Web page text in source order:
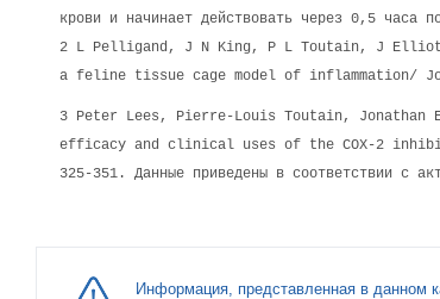
крови и начинает действовать через 0,5 часа
2 L Pelligand, J N King, P L Toutain, J
a feline tissue cage model of inflammation/
3 Peter Lees, Pierre-Louis Toutain, Jonathan
efficacy and clinical uses of the COX-2
325-351. Данные приведены в соответствии с
Информация, представленная в данном